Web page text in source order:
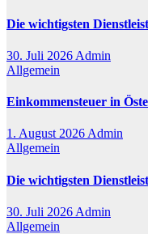
Die wichtigsten
30. Juli 2026 Admin
Allgemein
Einkommensteuer in
1. August 2026Admin
Allgemein
Die wichtigsten
30. Juli 2026 Admin
Allgemein